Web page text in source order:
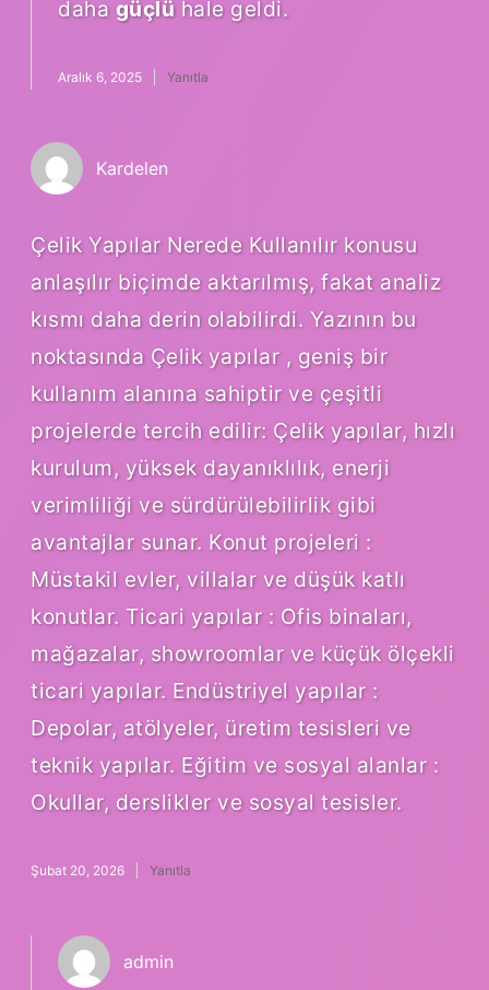
daha güçlühale geldi.
Aralık 6, 2025 Yanıtla
Kardelen
Çelik Yapılar Nerede Kullanılır konusu
anlaşılır biçimde aktarılmış, fakat analiz
kısmı daha derin olabilirdi. Yazının bu
noktasında Çelik yapılar , geniş bir
kullanım alanına sahiptir ve çeşitli
projelerde tercih edilir: Çelik yapılar, hızlı
kurulum, yüksek dayanıklılık, enerji
verimliliği ve sürdürülebilirlik gibi
avantajlar sunar. Konut projeleri :
Müstakil evler, villalar ve düşük katlı
konutlar. Ticari yapılar : Ofis binaları,
mağazalar, showroomlar ve küçük ölçekli
ticari yapılar. Endüstriyel yapılar :
Depolar, atölyeler, üretim tesisleri ve
teknik yapılar. Eğitim ve sosyal alanlar :
Okullar, derslikler ve sosyal tesisler.
Şubat 20, 2026 Yanıtla
admin